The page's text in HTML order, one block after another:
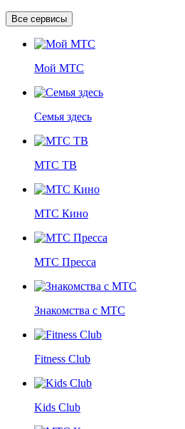
Все сервисы
Мой МТС
Семья здесь
МТС ТВ
МТС Кино
МТС Пресса
Знакомства с МТС
Fitness Club
Kids Club